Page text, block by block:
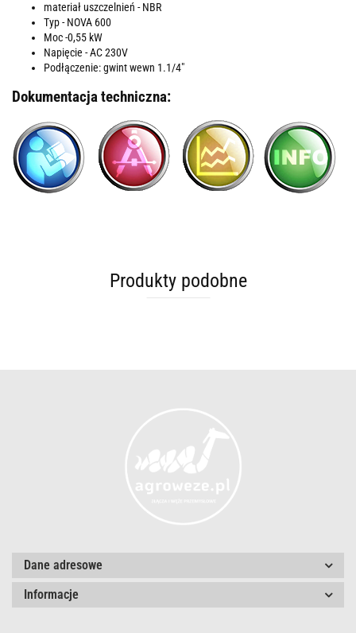
materiał uszczelnień - NBR
Typ - NOVA 600
Moc -0,55 kW
Napięcie - AC 230V
Podłączenie: gwint wewn 1.1/4"
Dokumentacja techniczna:
Produkty podobne
Dane adresowe
Informacje